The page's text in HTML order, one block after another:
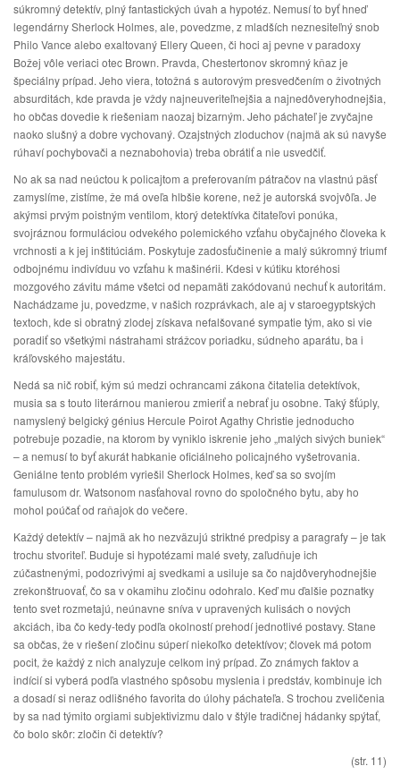
súkromný detektív, plný fantastických úvah a hypotéz. Nemusí to byť hneď
legendárny Sherlock Holmes, ale, povedzme, z mladších neznesiteľný snob
Philo Vance alebo exaltovaný Ellery Queen, či hoci aj pevne v paradoxy
Božej vôle veriaci otec Brown. Pravda, Chestertonov skromný kňaz je
špeciálny prípad. Jeho viera, totožná s autorovým presvedčením o životných
absurditách, kde pravda je vždy najneuveriteľnejšia a najnedôveryhodnejšia,
ho občas dovedie k riešeniam naozaj bizarným. Jeho páchateľ je zvyčajne
naoko slušný a dobre vychovaný. Ozajstných zloduchov (najmä ak sú navyše
rúhaví pochybovači a neznabohovia) treba obrátiť a nie usvedčiť.
No ak sa nad neúctou k policajtom a preferovaním pátračov na vlastnú päsť
zamyslíme, zistíme, že má oveľa hlbšie korene, než je autorská svojvôľa. Je
akýmsi prvým poistným ventilom, ktorý detektívka čitateľovi ponúka,
svojráznou formuláciou odvekého polemického vzťahu obyčajného človeka k
vrchnosti a k jej inštitúciám. Poskytuje zadosťučinenie a malý súkromný triumf
odbojnému indivíduu vo vzťahu k mašinérii. Kdesi v kútiku ktoréhosi
mozgového závitu máme všetci od nepamäti zakódovanú nechuť k autoritám.
Nachádzame ju, povedzme, v našich rozprávkach, ale aj v staroegyptských
textoch, kde si obratný zlodej získava nefalšované sympatie tým, ako si vie
poradiť so všetkými nástrahami strážcov poriadku, súdneho aparátu, ba i
kráľovského majestátu.
Nedá sa nič robiť, kým sú medzi ochrancami zákona čitatelia detektívok,
musia sa s touto literárnou manierou zmieriť a nebrať ju osobne. Taký šťúply,
namyslený belgický génius Hercule Poirot Agathy Christie jednoducho
potrebuje pozadie, na ktorom by vyniklo iskrenie jeho „malých sivých buniek“
– a nemusí to byť akurát habkanie oficiálneho policajného vyšetrovania.
Geniálne tento problém vyriešil Sherlock Holmes, keď sa so svojím
famulusom dr. Watsonom nasťahoval rovno do spoločného bytu, aby ho
mohol poúčať od raňajok do večere.
Každý detektív – najmä ak ho nezväzujú striktné predpisy a paragrafy – je tak
trochu stvoriteľ. Buduje si hypotézami malé svety, zaľudňuje ich
zúčastnenými, podozrivými aj svedkami a usiluje sa čo najdôveryhodnejšie
zrekonštruovať, čo sa v okamihu zločinu odohralo. Keď mu ďalšie poznatky
tento svet rozmetajú, neúnavne sníva v upravených kulisách o nových
akciách, iba čo kedy-tedy podľa okolností prehodí jednotlivé postavy. Stane
sa občas, že v riešení zločinu súperí niekoľko detektívov; človek má potom
pocit, že každý z nich analyzuje celkom iný prípad. Zo známych faktov a
indícií si vyberá podľa vlastného spôsobu myslenia i predstáv, kombinuje ich
a dosadí si neraz odlišného favorita do úlohy páchateľa. S trochou zveličenia
by sa nad týmito orgiami subjektivizmu dalo v štýle tradičnej hádanky spýtať,
čo bolo skôr: zločin či detektív?
(str. 11)